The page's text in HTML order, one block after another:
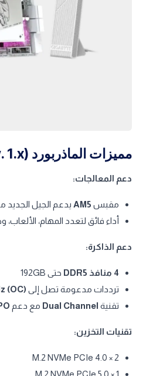
مميزات الماذربورد GIGABYTE B850M AORUS ELITE WIFI6 ICE (rev. 1.x)
دعم المعالجات:
مقبس AM5 يدعم الجيل الجديد
أداء فائق لتعدد المهام،
دعم الذاكرة:
4 منافذ DDR5
حتى 192GB
ترددات مدعومة تصل إلى (OC)
تقنية Dual Channel مع دعم
تقنيات التخزين:
2 × M.2 NVMe PCIe 4.0